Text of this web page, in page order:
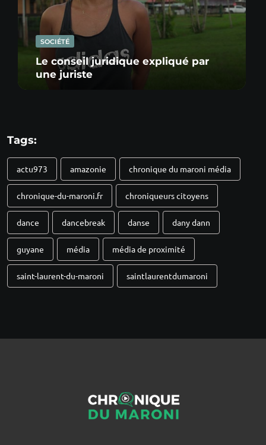
SOCIÉTÉ
Le conseil juridique expliqué par
une juriste
Tags:
actu973 amazonie chronique du maroni média
chronique-du-maroni.fr chroniqueurs citoyens
dance dancebreak danse dany dann
guyane média média de proximité
saint-laurent-du-maroni saintlaurentdumaroni